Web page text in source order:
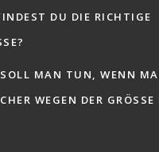
DU DIE RICHTIGE
MAN TUN, WENN
WEGEN DER GRÖSSE